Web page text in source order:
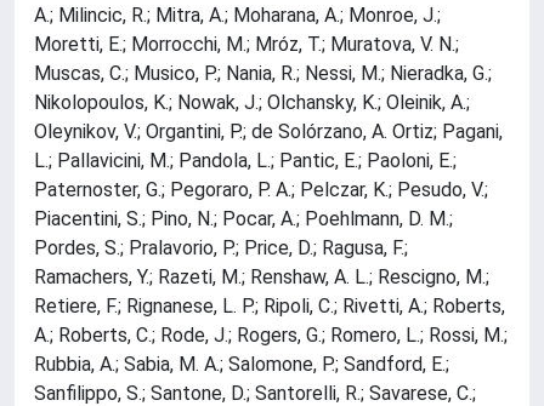
A.; Milincic, R.; Mitra, A.; Moharana, A.; Monroe, J.;
Moretti, E.; Morrocchi, M.; Mróz, T.; Muratova, V. N.;
Muscas, C.; Musico, P.; Nania, R.; Nessi, M.; Nieradka, G.;
Nikolopoulos, K.; Nowak, J.; Olchansky, K.; Oleinik, A.;
Oleynikov, V.; Organtini, P.; de Solórzano, A. Ortiz; Pagani,
L.; Pallavicini, M.; Pandola, L.; Pantic, E.; Paoloni, E.;
Paternoster, G.; Pegoraro, P. A.; Pelczar, K.; Pesudo, V.;
Piacentini, S.; Pino, N.; Pocar, A.; Poehlmann, D. M.;
Pordes, S.; Pralavorio, P.; Price, D.; Ragusa, F.;
Ramachers, Y.; Razeti, M.; Renshaw, A. L.; Rescigno, M.;
Retiere, F.; Rignanese, L. P.; Ripoli, C.; Rivetti, A.; Roberts,
A.; Roberts, C.; Rode, J.; Rogers, G.; Romero, L.; Rossi, M.;
Rubbia, A.; Sabia, M. A.; Salomone, P.; Sandford, E.;
Sanfilippo, S.; Santone, D.; Santorelli, R.; Savarese, C.;